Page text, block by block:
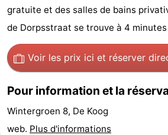
en
Zee
De
Vlijt
-
Hoeve
en
Strandhuys
-
gratuite et des salles de bains
de Dorpsstraat se trouve à 4 minutes
Voir les prix ici et réserver
Pour information et la
Wintergroen 8, De Koog
web. Plus d'informations